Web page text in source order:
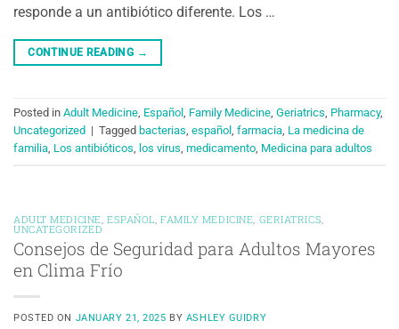
responde a un antibiótico diferente. Los …
CONTINUE READING →
Posted in Adult Medicine, Español , Family Medicine, Geriatrics, Pharmacy,
Uncategorized | Tagged bacterias, español , farmacia, La medicina de
familia, Los antibióticos, los virus, medicamento, Medicina para adultos
ADULT MEDICINE ESPAÑOL ,FAMILY MEDICINE GERIATRICS
UNCATEGORIZED
Consejos de Seguridad para Adultos Mayores
en Clima Frío
POSTED ON JANUARY 21, 2025 BY ASHLEY GUIDRY